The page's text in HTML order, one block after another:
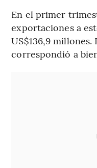
En el primer
exportaciones a
US$136,9 millones.
correspondió a